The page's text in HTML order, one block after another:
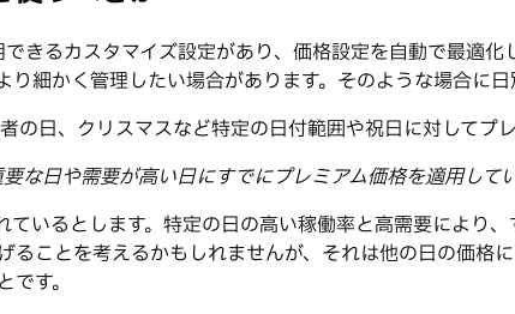
きるカスタマイズ設定があり、価格設定を自動で最適
細かく管理したい場合があります。そのような場合に日
の日、クリスマスなど特定の日付範囲や祝日に対してプ
な日や需要が高い日にすでにプレミアム価格を適用して
いるとします。特定の日の高い稼働率と高需要により
ることを考えるかもしれませんが、それは他の日の価格
す。